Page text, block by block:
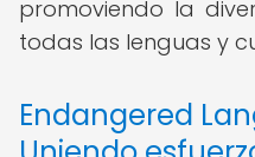
promoviendo la
todas las lenguas y
Endangered